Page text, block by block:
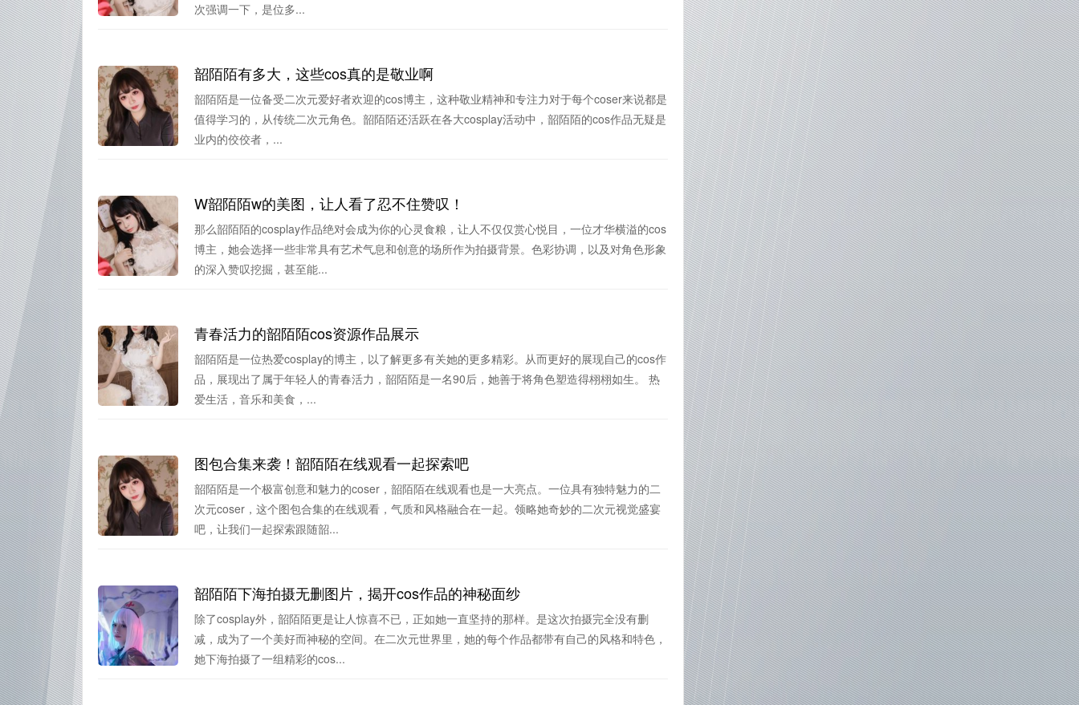
次强调一下，是位多...
韶陌陌有多大，这些cos真的是敬业啊
韶陌陌是一位备受二次元爱好者欢迎的cos博主，这种敬业精神和专注力对于每个coser来说都是
值得学习的，从传统二次元角色。韶陌陌还活跃在各大cosplay活动中，韶陌陌的cos作品无疑是
业内的佼佼者，...
W韶陌陌w的美图，让人看了忍不住赞叹！
那么韶陌陌的cosplay作品绝对会成为你的心灵食粮，让人不仅仅赏心悦目，一位才华横溢的cos
博主，她会选择一些非常具有艺术气息和创意的场所作为拍摄背景。色彩协调，以及对角色形象
的深入赞叹挖掘，甚至能...
青春活力的韶陌陌cos资源作品展示
韶陌陌是一位热爱cosplay的博主，以了解更多有关她的更多精彩。从而更好的展现自己的cos作
品，展现出了属于年轻人的青春活力，韶陌陌是一名90后，她善于将角色塑造得栩栩如生。 热
爱生活，音乐和美食，...
图包合集来袭！韶陌陌在线观看一起探索吧
韶陌陌是一个极富创意和魅力的coser，韶陌陌在线观看也是一大亮点。一位具有独特魅力的二
次元coser，这个图包合集的在线观看，气质和风格融合在一起。领略她奇妙的二次元视觉盛宴
吧，让我们一起探索跟随韶...
韶陌陌下海拍摄无删图片，揭开cos作品的神秘面纱
除了cosplay外，韶陌陌更是让人惊喜不已，正如她一直坚持的那样。是这次拍摄完全没有删
减，成为了一个美好而神秘的空间。在二次元世界里，她的每个作品都带有自己的风格和特色，
她下海拍摄了一组精彩的cos...